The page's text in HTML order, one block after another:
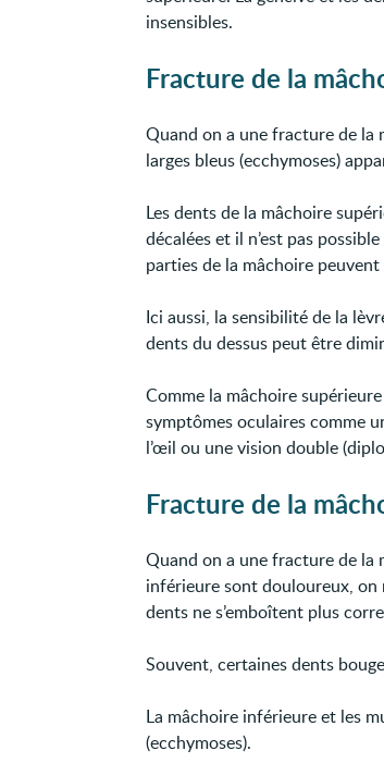
insensibles.
Fracture de la
Quand on a une fracture de
larges bleus (ecchymoses)
Les dents de la mâchoire
décalées et il n’est pas
parties de la mâchoire
Ici aussi, la sensibilité de la
dents du dessus peut être
Comme la mâchoire
symptômes oculaires comme
l’œil ou une vision double
Fracture de la
Quand on a une fracture de la
inférieure sont douloureux,
dents ne s’emboîtent plus
Souvent, certaines dents
La mâchoire inférieure et les
(ecchymoses).